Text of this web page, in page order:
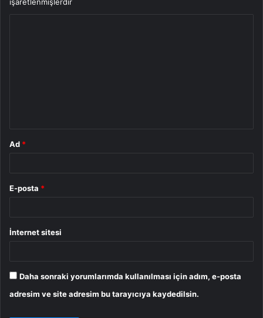
Ad *
E-posta *
İnternet sitesi
Daha sonraki yorumlarımda kullanılması için adım, e-posta
adresim ve site adresim bu tarayıcıya kaydedilsin.